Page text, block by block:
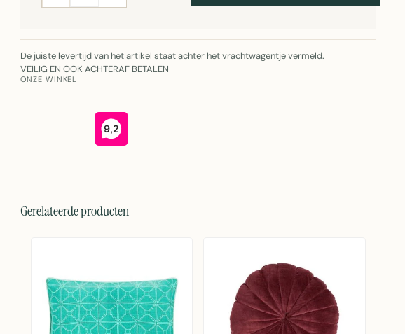
De juiste levertijd van het artikel staat achter het vrachtwagentje vermeld.
VEILIG EN OOK ACHTERAF BETALEN
ONZE WINKEL
Gerelateerde producten